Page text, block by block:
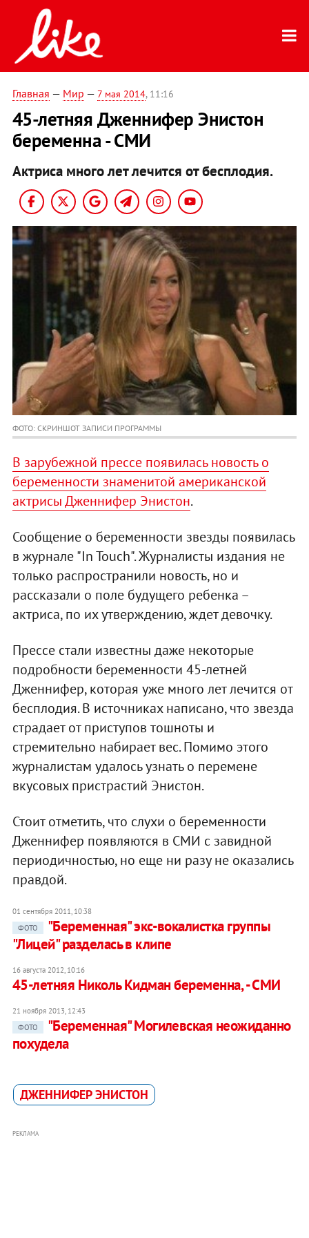
Главная — Мир — 7 мая 2014, 11:16
45-летняя Дженнифер Энистон
беременна - СМИ
Актриса много лет лечится от бесплодия.
ФОТО: СКРИНШОТ ЗАПИСИ ПРОГРАММЫ
В зарубежной прессе появилась новость о
беременности знаменитой американской
актрисы Дженнифер Энистон.
Сообщение о беременности звезды появилась
в журнале "In Touch". Журналисты издания не
только распространили новость, но и
рассказали о поле будущего ребенка –
актриса, по их утверждению, ждет девочку.
Прессе стали известны даже некоторые
подробности беременности 45-летней
Дженнифер, которая уже много лет лечится от
бесплодия. В источниках написано, что звезда
страдает от приступов тошноты и
стремительно набирает вес. Помимо этого
журналистам удалось узнать о перемене
вкусовых пристрастий Энистон.
Стоит отметить, что слухи о беременности
Дженнифер появляются в СМИ с завидной
периодичностью, но еще ни разу не оказались
правдой.
01 сентября 2011, 10:38
ФОТО
"Беременная" экс-вокалистка группы
"Лицей" разделась в клипе
16 августа 2012, 10:16
45-летняя Николь Кидман беременна, - СМИ
21 ноября 2013, 12:43
ФОТО
"Беременная" Могилевская неожиданно
похудела
ДЖЕННИФЕР ЭНИСТОН
РЕКЛАМА